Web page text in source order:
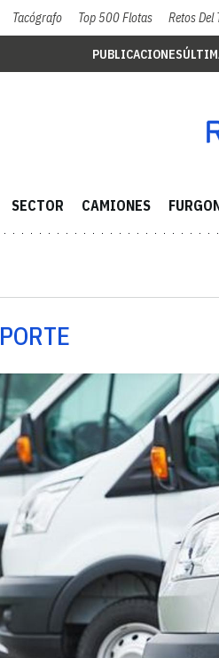
Tacógrafo Top 500 Flotas Retos Del
PUBLICACIONES
SECTOR CAMIONES